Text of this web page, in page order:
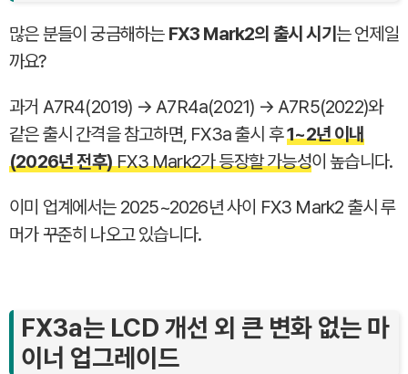
많은 분들이 궁금해하는 FX3 Mark2의 출시 시기 는 언제일
까요?
과거 A7R4(2019) → A7R4a(2021) → A7R5(2022)와
같은 출시 간격을 참고하면, FX3a 출시 후1~2년 이내
(2026년 전후)FX3 Mark2가 등장할 가능성이 높습니다.
이미 업계에서는 2025~2026년 사이 FX3 Mark2 출시 루
머가 꾸준히 나오고 있습니다.
FX3a는 LCD 개선 외 큰 변화 없는 마
이너 업그레이드